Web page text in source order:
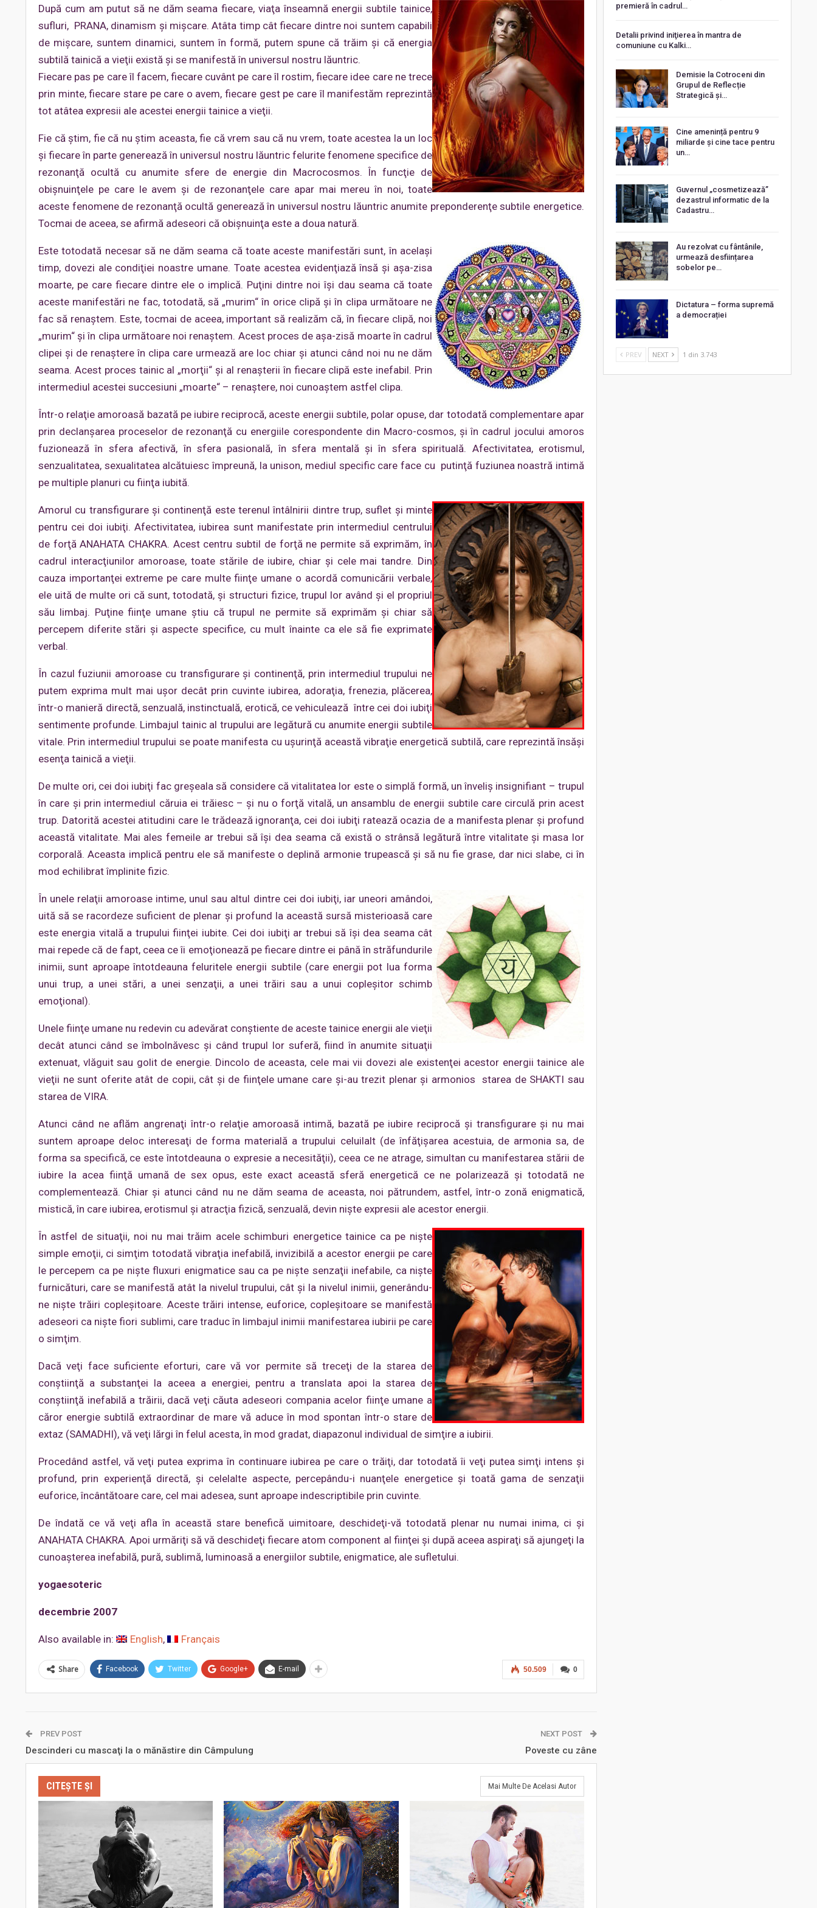
După cum am putut să ne dăm seama fiecare, viaţa înseamnă energii subtile tainice,
sufluri, PRANA, dinamism şi mişcare. Atâta timp cât fiecare dintre noi suntem capabili
de mişcare, suntem dinamici, suntem în formă, putem spune că trăim şi că energia
subtilă tainică a vieţii există şi se manifestă în universul nostru lăuntric.
Fiecare pas pe care îl facem, fiecare cuvânt pe care îl rostim, fiecare idee care ne trece
prin minte, fiecare stare pe care o avem, fiecare gest pe care îl manifestăm reprezintă
tot atâtea expresii ale acestei energii tainice a vieţii.
Fie că ştim, fie că nu ştim aceasta, fie că vrem sau că nu vrem, toate acestea la un loc
şi fiecare în parte generează în universul nostru lăuntric felurite fenomene specifice de
rezonanţă ocultă cu anumite sfere de energie din Macrocosmos. În funcţie de
obişnuinţele pe care le avem şi de rezonanţele care apar mai mereu în noi, toate
aceste fenomene de rezonanţă ocultă generează în universul nostru lăuntric anumite preponderenţe subtile energetice.
Tocmai de aceea, se afirmă adeseori că obişnuinţa este a doua natură.
Este totodată necesar să ne dăm seama că toate aceste manifestări sunt, în acelaşi
timp, dovezi ale condiţiei noastre umane. Toate acestea evidenţiază însă şi aşa-zisa
moarte, pe care fiecare dintre ele o implică. Puţini dintre noi îşi dau seama că toate
aceste manifestări ne fac, totodată, să „murim“ în orice clipă şi în clipa următoare ne
fac să renaştem. Este, tocmai de aceea, important să realizăm că, în fiecare clipă, noi
„murim“ şi în clipa următoare noi renaştem. Acest proces de aşa-zisă moarte în cadrul
clipei şi de renaştere în clipa care urmează are loc chiar şi atunci când noi nu ne dăm
seama. Acest proces tainic al „morţii“ şi al renaşterii în fiecare clipă este inefabil. Prin
intermediul acestei succesiuni „moarte“ – renaştere, noi cunoaştem astfel clipa.
Într-o relaţie amoroasă bazată pe iubire reciprocă, aceste energii subtile, polar opuse, dar totodată complementare apar
prin declanşarea proceselor de rezonanţă cu energiile corespondente din Macro-cosmos, şi în cadrul jocului amoros
fuzionează în sfera afectivă, în sfera pasională, în sfera mentală şi în sfera spirituală. Afectivitatea, erotismul,
senzualitatea, sexualitatea alcătuiesc împreună, la unison, mediul specific care face cu putinţă fuziunea noastră intimă
pe multiple planuri cu fiinţa iubită.
Amorul cu transfigurare şi continenţă este terenul întâlnirii dintre trup, suflet şi minte
pentru cei doi iubiţi. Afectivitatea, iubirea sunt manifestate prin intermediul centrului
de forţă ANAHATA CHAKRA. Acest centru subtil de forţă ne permite să exprimăm, în
cadrul interacţiunilor amoroase, toate stările de iubire, chiar şi cele mai tandre. Din
cauza importanţei extreme pe care multe fiinţe umane o acordă comunicării verbale,
ele uită de multe ori că sunt, totodată, şi structuri fizice, trupul lor având şi el propriul
său limbaj. Puţine fiinţe umane ştiu că trupul ne permite să exprimăm şi chiar să
percepem diferite stări şi aspecte specifice, cu mult înainte ca ele să fie exprimate
verbal.
În cazul fuziunii amoroase cu transfigurare şi continenţă, prin intermediul trupului ne
putem exprima mult mai uşor decât prin cuvinte iubirea, adoraţia, frenezia, plăcerea,
într-o manieră directă, senzuală, instinctuală, erotică, ce vehiculează între cei doi iubiţi
sentimente profunde. Limbajul tainic al trupului are legătură cu anumite energii subtile
vitale. Prin intermediul trupului se poate manifesta cu uşurinţă această vibraţie energetică subtilă, care reprezintă însăşi
esenţa tainică a vieţii.
De multe ori, cei doi iubiţi fac greşeala să considere că vitalitatea lor este o simplă formă, un înveliş insignifiant – trupul
în care şi prin intermediul căruia ei trăiesc – şi nu o forţă vitală, un ansamblu de energii subtile care circulă prin acest
trup. Datorită acestei atitudini care le trădează ignoranţa, cei doi iubiţi ratează ocazia de a manifesta plenar şi profund
această vitalitate. Mai ales femeile ar trebui să îşi dea seama că există o strânsă legătură între vitalitate şi masa lor
corporală. Aceasta implică pentru ele să manifeste o deplină armonie trupească şi să nu fie grase, dar nici slabe, ci în
mod echilibrat împlinite fizic.
În unele relaţii amoroase intime, unul sau altul dintre cei doi iubiţi, iar uneori amândoi,
uită să se racordeze suficient de plenar şi profund la această sursă misterioasă care
este energia vitală a trupului fiinţei iubite. Cei doi iubiţi ar trebui să îşi dea seama cât
mai repede că de fapt, ceea ce îi emoţionează pe fiecare dintre ei până în străfundurile
inimii, sunt aproape întotdeauna feluritele energii subtile (care energii pot lua forma
unui trup, a unei stări, a unei senzaţii, a unei trăiri sau a unui copleşitor schimb
emoţional).
Unele fiinţe umane nu redevin cu adevărat conştiente de aceste tainice energii ale vieţii
decât atunci când se îmbolnăvesc şi când trupul lor suferă, fiind în anumite situaţii
extenuat, vlăguit sau golit de energie. Dincolo de aceasta, cele mai vii dovezi ale existenţei acestor energii tainice ale
vieţii ne sunt oferite atât de copii, cât şi de fiinţele umane care şi-au trezit plenar şi armonios starea de SHAKTI sau
starea de VIRA.
Atunci când ne aflăm angrenaţi într-o relaţie amoroasă intimă, bazată pe iubire reciprocă şi transfigurare şi nu mai
suntem aproape deloc interesaţi de forma materială a trupului celuilalt (de înfăţişarea acestuia, de armonia sa, de
forma sa specifică, ce este întotdeauna o expresie a necesităţii), ceea ce ne atrage, simultan cu manifestarea stării de
iubire la acea fiinţă umană de sex opus, este exact această sferă energetică ce ne polarizează şi totodată ne
complementează. Chiar şi atunci când nu ne dăm seama de aceasta, noi pătrundem, astfel, într-o zonă enigmatică,
mistică, în care iubirea, erotismul şi atracţia fizică, senzuală, devin nişte expresii ale acestor energii.
În astfel de situaţii, noi nu mai trăim acele schimburi energetice tainice ca pe nişte
simple emoţii, ci simţim totodată vibraţia inefabilă, invizibilă a acestor energii pe care
le percepem ca pe nişte fluxuri enigmatice sau ca pe nişte senzaţii inefabile, ca nişte
furnicături, care se manifestă atât la nivelul trupului, cât şi la nivelul inimii, generându-
ne nişte trăiri copleşitoare. Aceste trăiri intense, euforice, copleşitoare se manifestă
adeseori ca nişte fiori sublimi, care traduc în limbajul inimii manifestarea iubirii pe care
o simţim.
Dacă veţi face suficiente eforturi, care vă vor permite să treceţi de la starea de
conştiinţă a substanţei la aceea a energiei, pentru a translata apoi la starea de
conştiinţă inefabilă a trăirii, dacă veţi căuta adeseori compania acelor fiinţe umane a
căror energie subtilă extraordinar de mare vă aduce în mod spontan într-o stare de
extaz (SAMADHI), vă veţi lărgi în felul acesta, în mod gradat, diapazonul individual de simţire a iubirii.
Procedând astfel, vă veţi putea exprima în continuare iubirea pe care o trăiţi, dar totodată îi veţi putea simţi intens şi
profund, prin experienţă directă, şi celelalte aspecte, percepându-i nuanţele energetice şi toată gama de senzaţii
euforice, încântătoare care, cel mai adesea, sunt aproape indescriptibile prin cuvinte.
De îndată ce vă veţi afla în această stare benefică uimitoare, deschideţi-vă totodată plenar nu numai inima, ci şi
ANAHATA CHAKRA. Apoi urmăriţi să vă deschideţi fiecare atom component al fiinţei şi după aceea aspiraţi să ajungeţi la
cunoaşterea inefabilă, pură, sublimă, luminoasă a energiilor subtile, enigmatice, ale sufletului.
yogaesoteric
decembrie 2007
Also available in: English Français
0
50.509
Share Facebook Twitter Google+ E-mail
PREV POST
Descinderi cu mascaţi la o mănăstire din Câmpulung
NEXT POST
Poveste cu zâne
CITEȘTE ȘI Mai Multe De Acelasi Autor
premieră în cadrul…
Detalii privind iniţierea în mantra de
comuniune cu Kalki…
Demisie la Cotroceni din
Grupul de Reflecție
Strategică și…
Cine amenință pentru 9
miliarde și cine tace pentru
un…
Guvernul „cosmetizează”
dezastrul informatic de la
Cadastru…
Au rezolvat cu fântânile,
urmează desființarea
sobelor pe…
Dictatura – forma supremă
a democrației
PREV NEXT 1 din 3.743